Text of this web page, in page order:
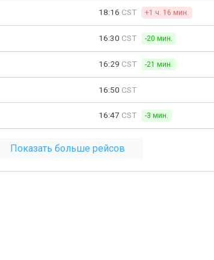
18:16 CST +1 ч. 16 мин.
16:30 CST -20 мин.
16:29 CST -21 мин.
16:50 CST
16:47 CST -3 мин.
Показать больше рейсов